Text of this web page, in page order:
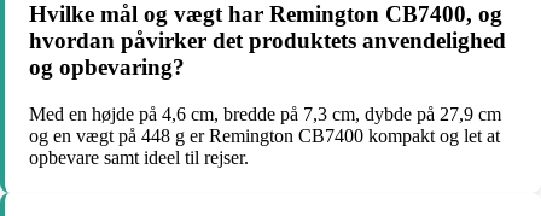
Hvilke mål og vægt har Remington CB7400, og
hvordan påvirker det produktets anvendelighed
og opbevaring?
Med en højde på 4,6 cm, bredde på 7,3 cm, dybde på 27,9 cm
og en vægt på 448 g er Remington CB7400 kompakt og let at
opbevare samt ideel til rejser.